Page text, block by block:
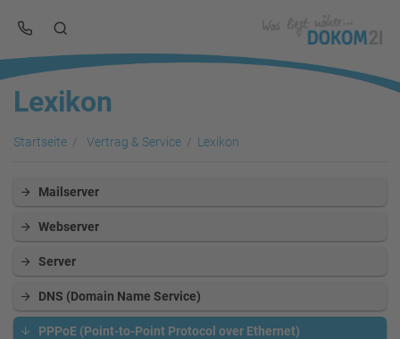
Lexikon
Startseite Vertrag & Service Lexikon
Mailserver
Webserver
Server
DNS (Domain Name Service)
PPPoE (Point-to-Point Protocol over Ethernet)